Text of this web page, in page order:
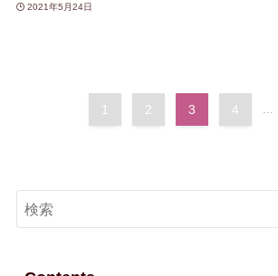
2021年5月24日
1 2 3 4 ...